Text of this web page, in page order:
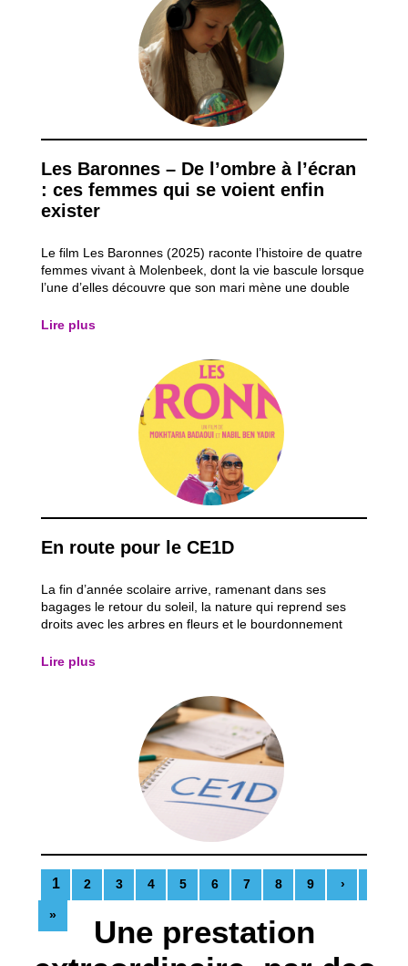
Une prestation
Les Baronnes – De l’ombre à l’écran
: ces femmes qui se voient enfin
exister
Le film Les Baronnes (2025) raconte l’histoire de quatre
femmes vivant à Molenbeek, dont la vie bascule lorsque
l’une d’elles découvre que son mari mène une double
reprendre le contrôle de sa vie en réalisant un rêve
Lire plus
En route pour le CE1D
La fin d’année scolaire arrive, ramenant dans ses
bagages le retour du soleil, la nature qui reprend ses
droits avec les arbres en fleurs et le bourdonnement
qui donne un avant-goût de vacances… mais qui, pour
Lire plus
1 2 3 4 5 6 7 8 9 ›
»